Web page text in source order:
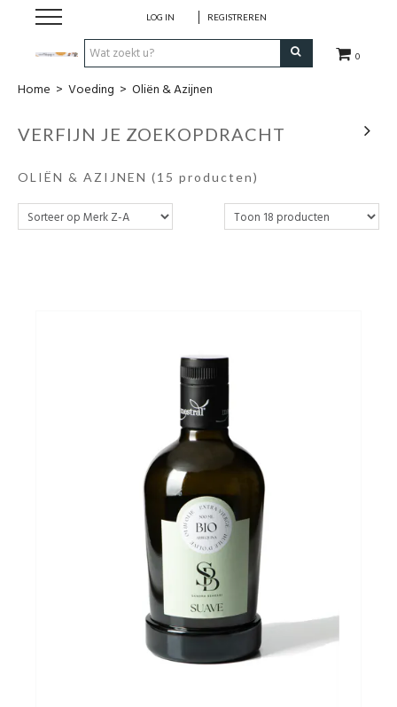
0
LOG IN REGISTREREN
Hulp bij
Natuurlijke remedies
Home > Voeding > Oliën & Azijnen
VERFIJN JE ZOEKOPDRACHT
OLIËN & AZIJNEN (15 producten)